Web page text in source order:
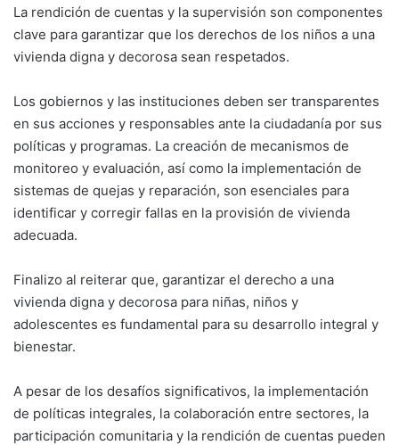
La rendición de cuentas y la supervisión son componentes
clave para garantizar que los derechos de los niños a una
vivienda digna y decorosa sean respetados.
Los gobiernos y las instituciones deben ser transparentes
en sus acciones y responsables ante la ciudadanía por sus
políticas y programas. La creación de mecanismos de
monitoreo y evaluación, así como la implementación de
sistemas de quejas y reparación, son esenciales para
identificar y corregir fallas en la provisión de vivienda
adecuada.
Finalizo al reiterar que, garantizar el derecho a una
vivienda digna y decorosa para niñas, niños y
adolescentes es fundamental para su desarrollo integral y
bienestar.
A pesar de los desafíos significativos, la implementación
de políticas integrales, la colaboración entre sectores, la
participación comunitaria y la rendición de cuentas pueden